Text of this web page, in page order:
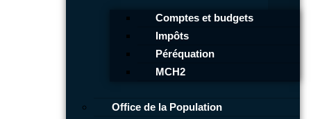
Comptes et budgets
Impôts
Péréquation
MCH2
Office de la Population